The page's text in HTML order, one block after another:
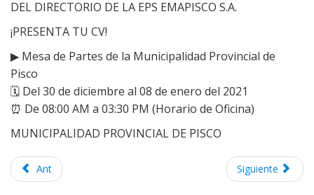
DEL DIRECTORIO DE LA EPS EMAPISCO S.A.
¡PRESENTA TU CV!
▶ Mesa de Partes de la Municipalidad Provincial de
Pisco
🗓 Del 30 de diciembre al 08 de enero del 2021
⏰ De 08:00 AM a 03:30 PM (Horario de Oficina)
MUNICIPALIDAD PROVINCIAL DE PISCO
Ant Siguiente